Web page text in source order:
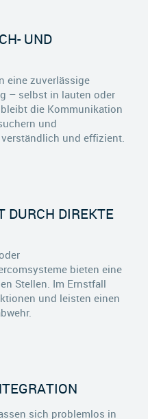
UND
eine zuverlässige
– selbst in lauten oder
die Kommunikation
und
und effizient.
DURCH DIREKTE
bieten eine
Stellen. Im Ernstfall
und leisten einen
sich problemlos in